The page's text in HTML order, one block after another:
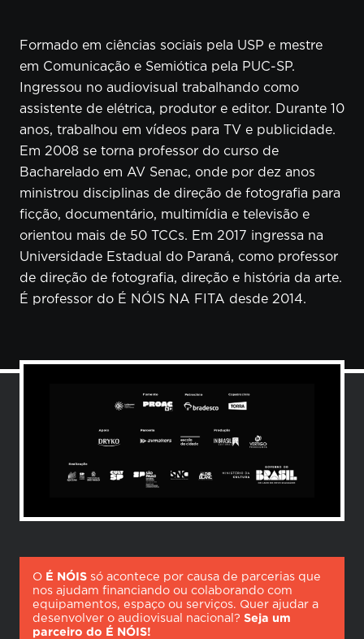
Formado em ciências sociais pela USP e mestre
em Comunicação e Semiótica pela PUC-SP.
Ingressou no audiovisual trabalhando como
assistente de elétrica, produtor e editor. Durante 10
anos, trabalhou em vídeos para TV e publicidade.
Em 2008 se torna professor do curso de
Bacharelado em AV Senac, onde por dez anos
ministrou disciplinas de direção de fotografia para
ficção, documentário, multimídia e televisão e
orientou mais de 50 TCCs. Em 2017 ingressa na
Universidade Estadual do Paraná, como professor
de direção de fotografia, direção e história da arte.
É professor do É NÓIS NA FITA desde 2014.
O É NÓIS só acontece por causa de parcerias que
nos ajudam financiando ou colaborando com
equipamentos, espaço ou serviços. Quer ajudar a
desenvolver o audiovisual nacional? Seja um
parceiro do É NÓIS!